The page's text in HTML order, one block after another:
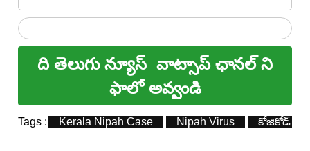
ది తెలుగు న్యూస్ వాట్సాప్ ఛానల్ ని
ఫాలో అవ్వండి
Tags : Kerala Nipah Case Nipah Virus కోజికోడ్